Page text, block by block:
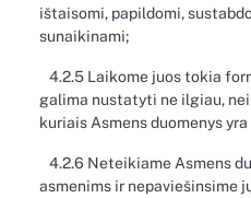
ištaisomi, papildomi,
sunaikinami;
4.2.5 Laikome juos tokia
galima nustatyti ne ilgiau,
kuriais Asmens duomenys
4.2.6 Neteikiame Asmens
asmenims ir nepaviešinsime